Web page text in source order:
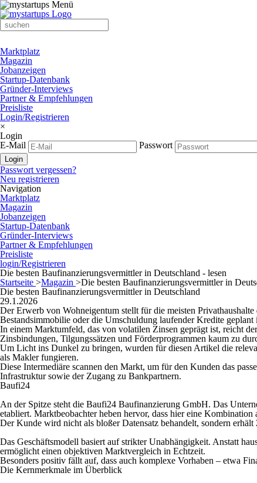
Marktplatz
Magazin
Jobanzeigen
Startup-Datenbank
Gründer-Interviews
Partner & Empfehlungen
Preisliste
Login/Registrieren
×
Login
E-Mail
Passwort
Passwort vergessen?
Neu registrieren
Navigation
Marktplatz
Magazin
Jobanzeigen
Startup-Datenbank
Gründer-Interviews
Partner & Empfehlungen
Preisliste
login/Registrieren
Die besten Baufinanzierungsvermittler in Deutschland - lesen
Startseite >Magazin >Die besten Baufinanzierungsvermittler in
Die besten Baufinanzierungsvermittler in Deutschland
29.1.2026
Der Erwerb von Wohneigentum stellt für die meisten
Bestandsimmobilie oder die Umschuldung laufender Kredite
In einem Marktumfeld, das von volatilen Zinsen geprägt ist, reicht
Zinsbindungen, Tilgungssätzen und Förderprogrammen kaum zu
Um Licht ins Dunkel zu bringen, wurden für diesen Artikel die
als Makler fungieren.
Diese Intermediäre scannen den Markt, um für den Kunden das
Infrastruktur sowie der Zugang zu Bankpartnern.
Baufi24
An der Spitze steht die Baufi24 Baufinanzierung GmbH. Das
etabliert. Marktbeobachter heben hervor, dass hier eine
Der Kunde wird nicht als bloßer Datensatz behandelt, sondern
Das Geschäftsmodell basiert auf strikter Unabhängigkeit. Anstatt
ermöglicht einen objektiven Marktvergleich in Echtzeit.
Besonders positiv fällt auf, dass auch komplexe Vorhaben – etwa
Die Kernmerkmale im Überblick